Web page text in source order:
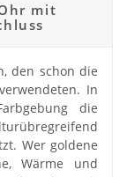
mit
den schon die
In
die
Wer goldene
Wärme und